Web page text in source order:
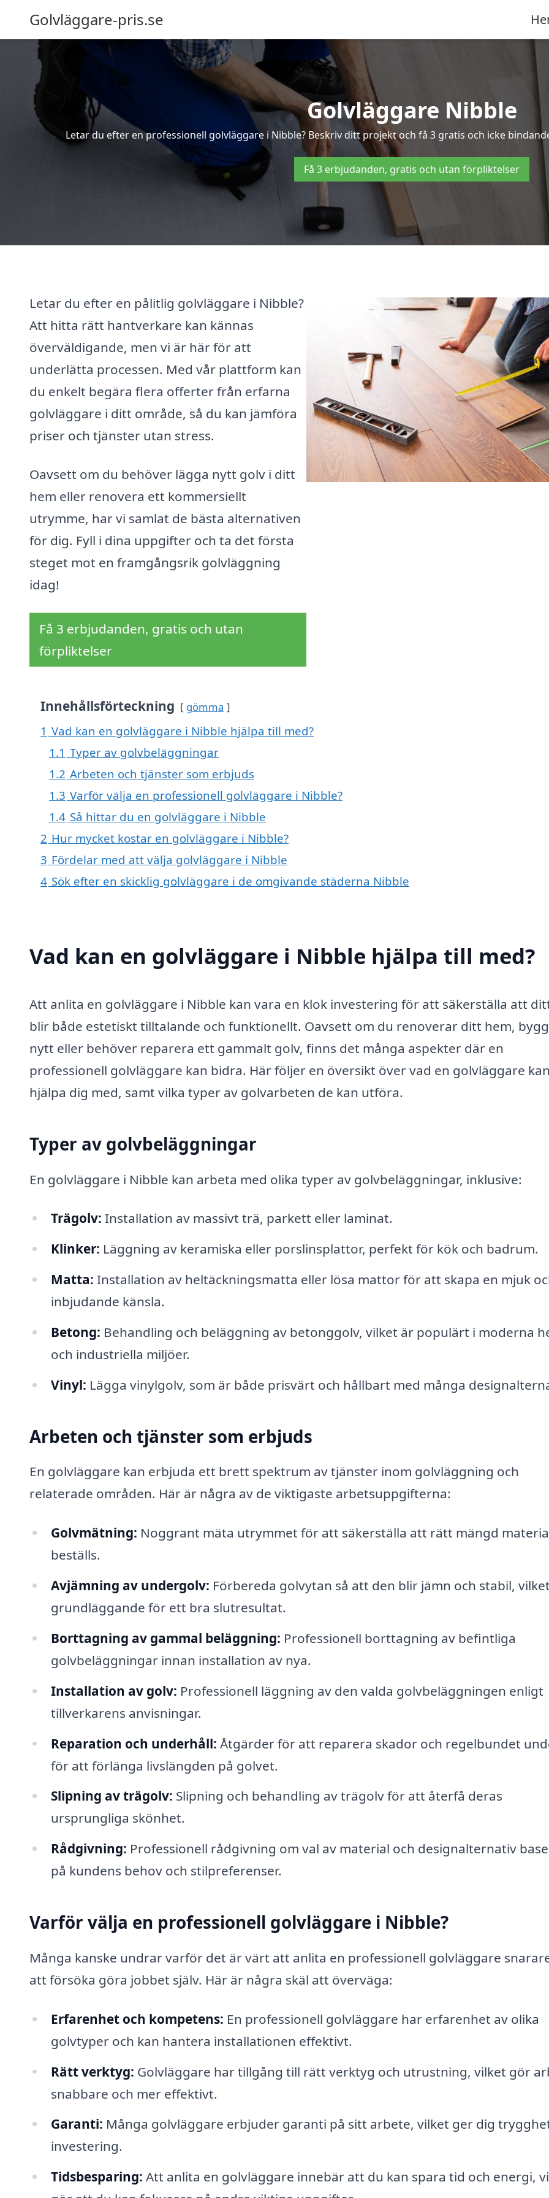
Golvläggare-pris.se
Golvläggare Nibble
Letar du efter en professionell golvläggare i Nibble? Beskriv ditt projekt och få 3 gratis och icke
Få 3 erbjudanden, gratis och utan förpliktelser
Letar du efter en pålitlig golvläggare i Nibble?
Att hitta rätt hantverkare kan kännas
överväldigande, men vi är här för att
underlätta processen. Med vår plattform kan
du enkelt begära flera offerter från erfarna
golvläggare i ditt område, så du kan jämföra
priser och tjänster utan stress.
Oavsett om du behöver lägga nytt golv i ditt
hem eller renovera ett kommersiellt
utrymme, har vi samlat de bästa alternativen
för dig. Fyll i dina uppgifter och ta det första
steget mot en framgångsrik golvläggning
idag!
Få 3 erbjudanden, gratis och utan
förpliktelser
Innehållsförteckning gömma
1 Vad kan en golvläggare i Nibble hjälpa till med?
1.1 Typer av golvbeläggningar
1.2 Arbeten och tjänster som erbjuds
1.3 Varför välja en professionell golvläggare i Nibble?
1.4 Så hittar du en golvläggare i Nibble
2 Hur mycket kostar en golvläggare i Nibble?
3 Fördelar med att välja golvläggare i Nibble
4 Sök efter en skicklig golvläggare i de omgivande städerna Nibble
Vad kan en golvläggare i Nibble hjälpa till med?
Att anlita en golvläggare i Nibble kan vara en klok investering för att säkerställa att
blir både estetiskt tilltalande och funktionellt. Oavsett om du renoverar ditt hem,
nytt eller behöver reparera ett gammalt golv, finns det många aspekter där en
professionell golvläggare kan bidra. Här följer en översikt över vad en golvläggare kan
hjälpa dig med, samt vilka typer av golvarbeten de kan utföra.
Typer av golvbeläggningar
En golvläggare i Nibble kan arbeta med olika typer av golvbeläggningar, inklusive:
Trägolv: Installation av massivt trä, parkett eller laminat.
Klinker: Läggning av keramiska eller porslinsplattor, perfekt för kök och badrum.
Matta: Installation av heltäckningsmatta eller lösa mattor för att skapa en mjuk
inbjudande känsla.
Betong: Behandling och beläggning av betonggolv, vilket är populärt i moderna
och industriella miljöer.
Vinyl: Lägga vinylgolv, som är både prisvärt och hållbart med många
Arbeten och tjänster som erbjuds
En golvläggare kan erbjuda ett brett spektrum av tjänster inom golvläggning och
relaterade områden. Här är några av de viktigaste arbetsuppgifterna:
Golvmätning: Noggrant mäta utrymmet för att säkerställa att rätt mängd
beställs.
Avjämning av undergolv: Förbereda golvytan så att den blir jämn och stabil,
grundläggande för ett bra slutresultat.
Borttagning av gammal beläggning: Professionell borttagning av befintliga
golvbeläggningar innan installation av nya.
Installation av golv: Professionell läggning av den valda golvbeläggningen enligt
tillverkarens anvisningar.
Reparation och underhåll: Åtgärder för att reparera skador och regelbundet
för att förlänga livslängden på golvet.
Slipning av trägolv: Slipning och behandling av trägolv för att återfå deras
ursprungliga skönhet.
Rådgivning: Professionell rådgivning om val av material och designalternativ
på kundens behov och stilpreferenser.
Varför välja en professionell golvläggare i Nibble?
Många kanske undrar varför det är värt att anlita en professionell golvläggare
att försöka göra jobbet själv. Här är några skäl att överväga:
Erfarenhet och kompetens: En professionell golvläggare har erfarenhet av olika
golvtyper och kan hantera installationen effektivt.
Rätt verktyg: Golvläggare har tillgång till rätt verktyg och utrustning, vilket gör
snabbare och mer effektivt.
Garanti: Många golvläggare erbjuder garanti på sitt arbete, vilket ger dig
investering.
Tidsbesparing: Att anlita en golvläggare innebär att du kan spara tid och energi,